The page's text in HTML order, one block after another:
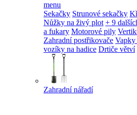
menu
Sekačky Strunové sekačky
Nůžky na živý plot + 9
a fukary Motorové pily
Zahradní postřikovače Vapky
vozíky na hadice Drtiče větví
Zahradní nářadí